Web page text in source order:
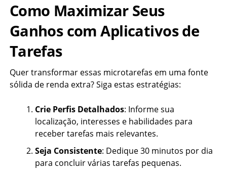
Como Maximizar Seus
Ganhos com Aplicativos de
Tarefas
Quer transformar essas microtarefas em uma fonte
sólida de renda extra? Siga estas estratégias:
Crie Perfis Detalhados: Informe sua
localização, interesses e habilidades para
receber tarefas mais relevantes.
Seja Consistente: Dedique 30 minutos por dia
para concluir várias tarefas pequenas.